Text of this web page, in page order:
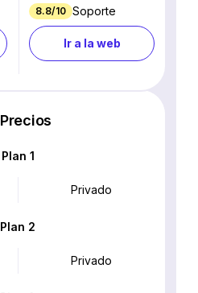
8.8/10 Soporte
Ir a la web
Precios
Plan 1
Privado
Plan 2
Privado